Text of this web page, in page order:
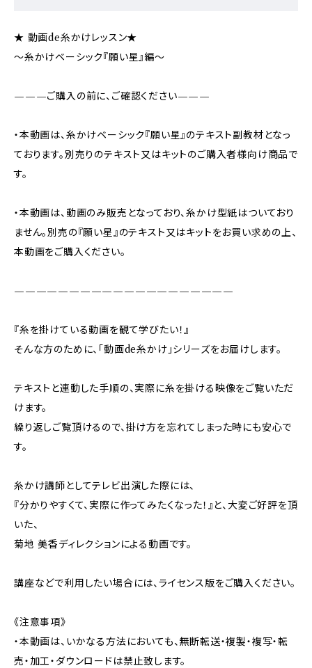
★ 動画de糸かけレッスン★
〜糸かけベーシック『願い星』編〜
———ご購入の前に、ご確認ください———
・本動画は、糸かけベーシック『願い星』のテキスト副教材となっ
ております。別売りのテキスト又はキットのご購入者様向け商品で
す。
・本動画は、動画のみ販売となっており、糸かけ型紙はついており
ません。別売の『願い星』のテキスト又はキットをお買い求めの上、
本動画をご購入ください。
————————————————————
『糸を掛けている動画を観て学びたい！』
そんな方のために、「動画de糸かけ」シリーズをお届けします。
テキストと連動した手順の、実際に糸を掛ける映像をご覧いただ
けます。
繰り返しご覧頂けるので、掛け方を忘れてしまった時にも安心で
す。
糸かけ講師としてテレビ出演した際には、
『分かりやすくて、実際に作ってみたくなった！』と、大変ご好評を頂
いた、
菊地 美香ディレクションによる動画です。
講座などで利用したい場合には、ライセンス版をご購入ください。
《注意事項》
・本動画は、いかなる方法においても、無断転送・複製・複写・転
売・加工・ダウンロードは禁止致します。